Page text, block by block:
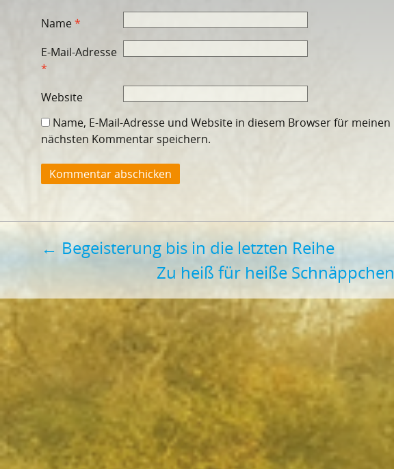
Name*
E-Mail-Adresse
*
Website
Name, E-Mail-Adresse und Website in diesem Browser für meinen
nächsten Kommentar speichern.
Beitragsnavigation
← Begeisterung bis in die letzten Reihe
Zu heiß für heiße Schnäppchen